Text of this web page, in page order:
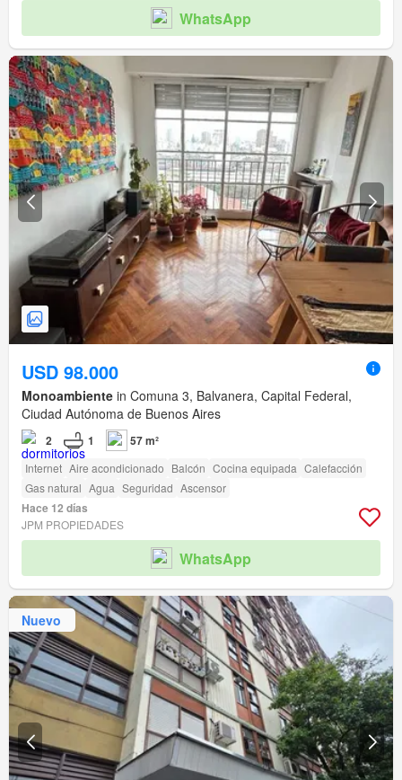
WhatsApp
USD 98.000
Monoambiente in Comuna 3, Balvanera, Capital Federal,
Ciudad Autónoma de Buenos Aires
2 1 57 m²
Internet Aire acondicionado Balcón Cocina equipada Calefacción
Gas natural Agua Seguridad Ascensor
Hace 12 días
JPM PROPIEDADES
WhatsApp
Nuevo